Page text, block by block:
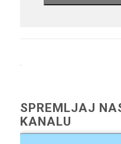
SPREMLJAJ
KANALU